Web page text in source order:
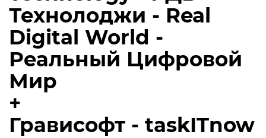
Технолоджи - Real
Digital World -
Реальный Цифровой
Мир
+
Грависофт - taskITnow